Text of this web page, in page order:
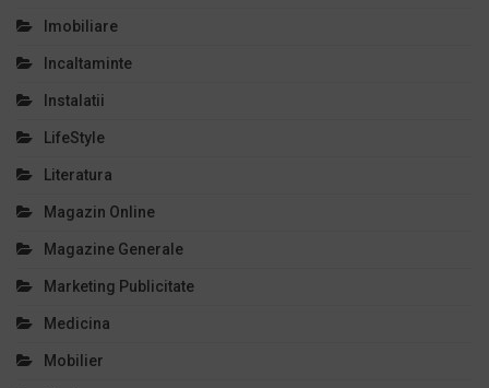
Imobiliare
Incaltaminte
Instalatii
LifeStyle
Literatura
Magazin Online
Magazine Generale
Marketing Publicitate
Medicina
Mobilier